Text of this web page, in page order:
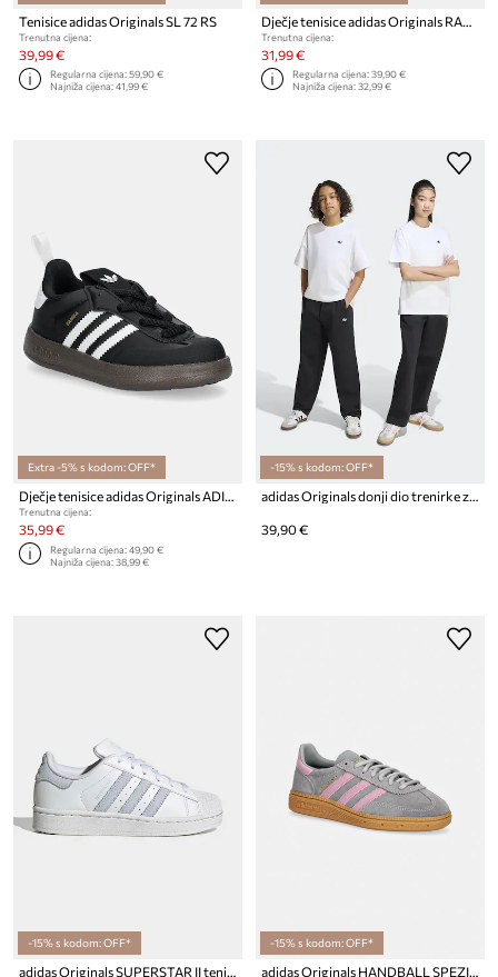
Tenisice adidas Originals SL 72 RS
Trenutna cijena:
39,99 €
Regularna cijena:59,90 €
Najniža cijena:41,99 €
Dječje tenisice adidas Originals RAPID COURT
Trenutna cijena:
31,99 €
Regularna cijena:39,90 €
Najniža cijena:32,99 €
Extra -5% s kodom: OFF*
Dječje tenisice adidas Originals ADIFOM SAMBA 360
Trenutna cijena:
35,99 €
Regularna cijena:49,90 €
Najniža cijena:38,99 €
-15% s kodom: OFF*
adidas Originals donji dio trenirke za djecu s pamukom
39,90 €
-15% s kodom: OFF* -15% s kodom: OFF*